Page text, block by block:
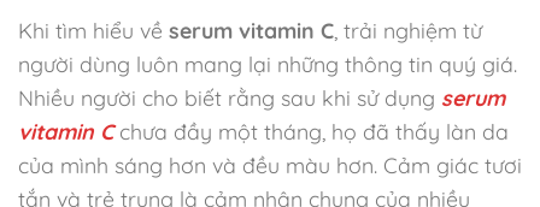
Khi tìm hiểu về serum vitamin C , trải nghiệm từ
người dùng luôn mang lại những thông tin quý giá.
Nhiều người cho biết rằng sau khi sử dụng serum
vitamin Cchưa đầy một tháng, họ đã thấy làn da
của mình sáng hơn và đều màu hơn. Cảm giác tươi
tắn và trẻ trung là cảm nhận chung của nhiều